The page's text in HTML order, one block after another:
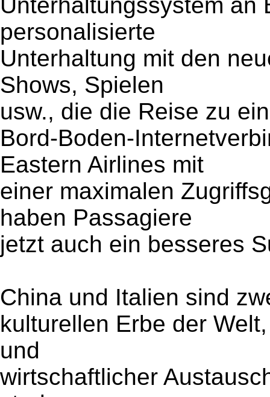
personalisierte
Unterhaltung mit den
Shows, Spielen
usw., die die Reise zu
Bord-Boden-
Eastern Airlines mit
einer maximalen
haben Passagiere
jetzt auch ein besseres
China und Italien sind
kulturellen Erbe der
und
wirtschaftlicher